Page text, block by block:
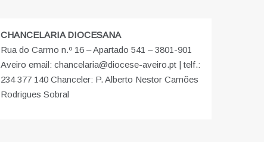
CHANCELARIA DIOCESANA
Rua do Carmo n.º 16 – Apartado 541 – 3801-901
Aveiro email: chancelaria@diocese-aveiro.pt | telf.:
234 377 140 Chanceler: P. Alberto Nestor Camões
Rodrigues Sobral